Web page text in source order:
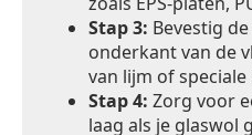
Stap 3: Bevestig
onderkant van de
van lijm of
Stap 4: Zorg voor
laag als je glaswol